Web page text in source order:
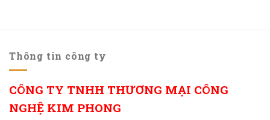
Thông tin công ty
CÔNG TY TNHH THƯƠNG MẠI CÔNG
NGHỆ KIM PHONG